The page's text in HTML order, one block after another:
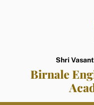
Shri
Birnale